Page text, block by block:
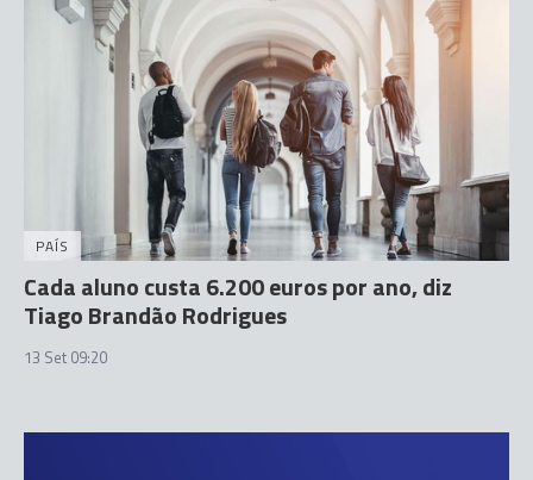
PAÍS
Cada aluno custa 6.200 euros por ano, diz
Tiago Brandão Rodrigues
13 Set 09:20